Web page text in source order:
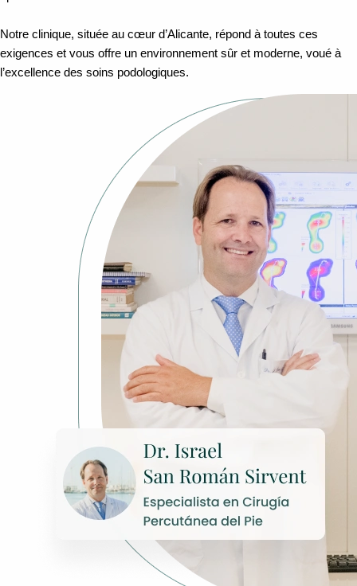
Notre clinique, située au cœur d’Alicante, répond à toutes ces
exigences et vous offre un environnement sûr et moderne, voué à
l’excellence des soins podologiques.